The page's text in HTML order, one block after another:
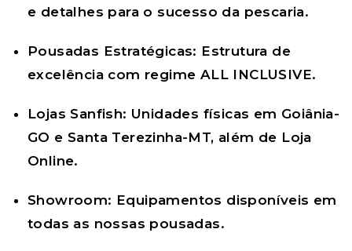
e detalhes para o sucesso da pescaria.
Pousadas Estratégicas: Estrutura de
excelência com regime ALL INCLUSIVE.
Lojas Sanfish: Unidades físicas em Goiânia-
GO e Santa Terezinha-MT, além de Loja
Online.
Showroom: Equipamentos disponíveis em
todas as nossas pousadas.